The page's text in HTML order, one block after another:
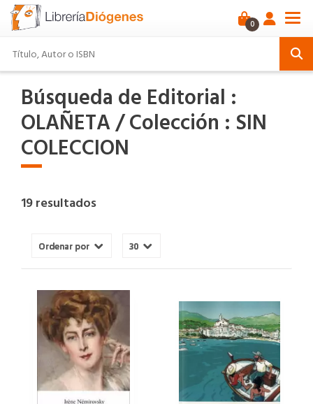
0
Búsqueda de Editorial :
OLAÑETA / Colección : SIN
COLECCION
19 resultados